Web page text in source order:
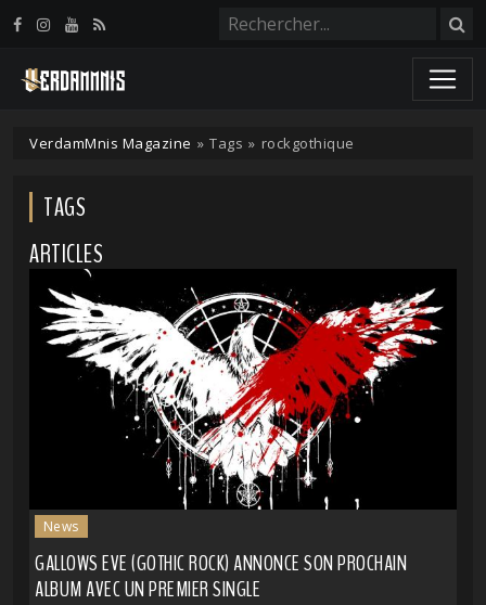
VerdamMnis Magazine » Tags » rockgothique
TAGS
ARTICLES
News
GALLOWS EVE (GOTHIC ROCK) ANNONCE SON PROCHAIN
ALBUM AVEC UN PREMIER SINGLE
Panneau de gestion des cookies